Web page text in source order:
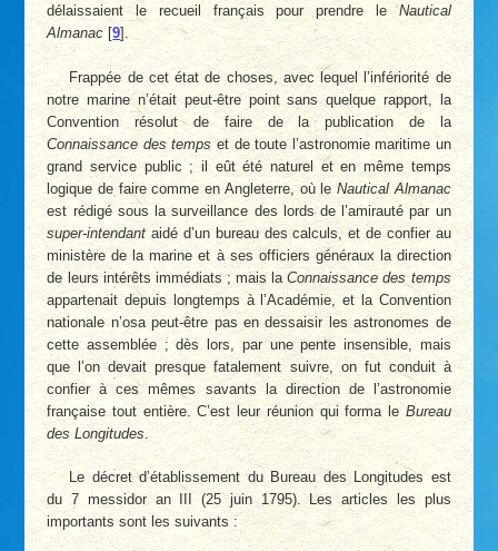
délaissaient le recueil français pour prendre leNautical
Almanac [9] .
Frappée de cet état de choses, avec lequel l’infériorité de
notre marine n’était peut-être point sans quelque rapport, la
Convention résolut de faire de la publication de la
Connaissance des temps et de toute l’astronomie maritime un
grand service public ; il eût été naturel et en même temps
logique de faire comme en Angleterre, où leNautical Almanac
est rédigé sous la surveillance des lords de l’amirauté par un
super-intendantaidé d’un bureau des calculs, et de confier au
ministère de la marine et à ses officiers généraux la direction
de leurs intérêts immédiats ; mais laConnaissance des temps
appartenait depuis longtemps à l’Académie, et la Convention
nationale n’osa peut-être pas en dessaisir les astronomes de
cette assemblée ; dès lors, par une pente insensible, mais
que l’on devait presque fatalement suivre, on fut conduit à
confier à ces mêmes savants la direction de l’astronomie
française tout entière. C’est leur réunion qui forma le Bureau
des Longitudes .
Le décret d’établissement du Bureau des Longitudes est
du 7 messidor an III (25 juin 1795). Les articles les plus
importants sont les suivants :